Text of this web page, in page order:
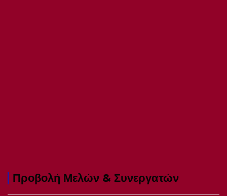
Προβολή Μελών & Συνεργατών